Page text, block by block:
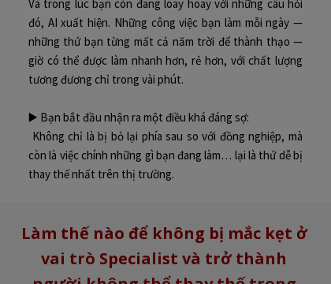
Và trong lúc bạn còn đang loay hoay với những câu hỏi
đó, AI xuất hiện. Những công việc bạn làm mỗi ngày —
những thứ bạn từng mất cả năm trời để thành thạo —
giờ có thể được làm nhanh hơn, rẻ hơn, với chất lượng
tương đương chỉ trong vài phút.
▶️ Bạn bắt đầu nhận ra một điều khá đáng sợ:
Không chỉ là bị bỏ lại phía sau so với đồng nghiệp, mà
còn là việc chính những gì bạn đang làm… lại là thứ dễ bị
thay thế nhất trên thị trường.
Làm thế nào để không bị mắc kẹt ở
vai trò Specialist và trở thành